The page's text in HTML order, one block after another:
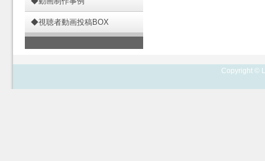
◆視聴者動画投稿BOX
Copyright ©